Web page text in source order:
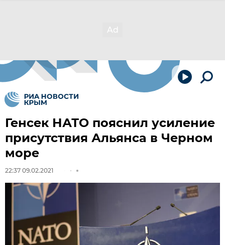
Генсек НАТО пояснил усиление
присутствия Альянса в Черном
море
22:37 09.02.2021